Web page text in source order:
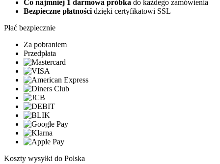
Co najmniej 1 darmowa próbka do każdego zamówienia
Bezpieczne płatnościdzięki certyfikatowi SSL
Płać bezpiecznie
Za pobraniem
Przedpłata
Koszty wysyłki do Polska